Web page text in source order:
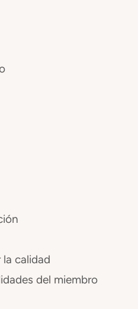
la calidad
del miembro